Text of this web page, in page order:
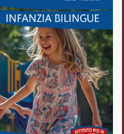
Pio IX
Aventino
Scuole Cristiane